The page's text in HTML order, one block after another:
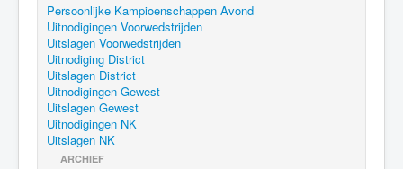
Persoonlijke Kampioenschappen Avond
Uitnodigingen Voorwedstrijden
Uitslagen Voorwedstrijden
Uitnodiging District
Uitslagen District
Uitnodigingen Gewest
Uitslagen Gewest
Uitnodigingen NK
Uitslagen NK
ARCHIEF